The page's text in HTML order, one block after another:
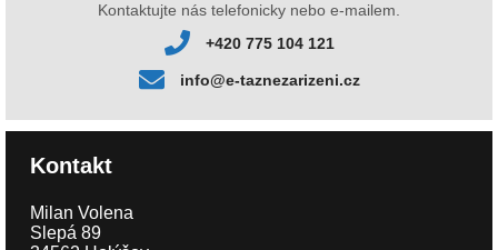
Kontaktujte nás telefonicky nebo e-mailem.
+420 775 104 121
info@e-taznezarizeni.cz
Kontakt
Milan Volena
Slepá 89